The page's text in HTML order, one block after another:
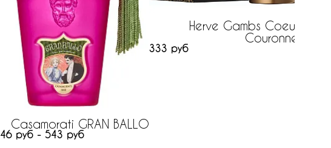
Casamorati GRAN BALLO
46 руб - 543 руб
Herve Gambs Coeur
Couronne
333 руб